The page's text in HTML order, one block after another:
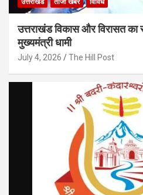
उत्तराखंड ताजा खबरें विविध
उत्तराखंड विकास और विरासत
मुख्यमंत्री धामी
July 4, 2026 The Hill Post